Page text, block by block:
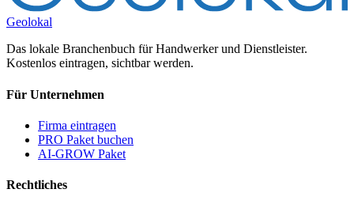
Geolokal
Das lokale Branchenbuch für Handwerker und Dienstleister.
Kostenlos eintragen, sichtbar werden.
Für Unternehmen
Firma eintragen
PRO Paket buchen
AI-GROW Paket
Rechtliches